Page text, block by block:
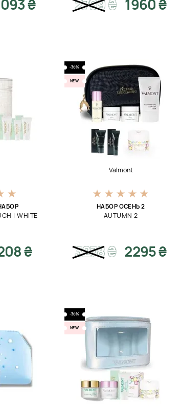
₴ 2799₴ 1960 ₴
I WHITE
₴
-30%
NEW
Valmont
НАБОР ОСЕНЬ 2
AUTUMN 2
3278₴ 2295 ₴
-30%
NEW